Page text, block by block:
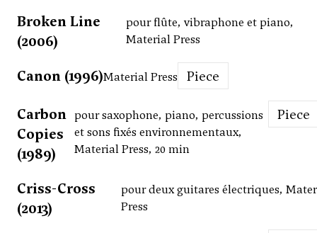
Broken Line
(2006)
pour flûte, vibraphone et piano,
Material Press
Canon (1996)Material Press Piece
Carbon
Copies
(1989)
pour saxophone, piano, percussions
et sons fixés environnementaux,
Material Press, 20 min
Piece
Criss-Cross
(2013)
pour deux guitares électriques,
Press